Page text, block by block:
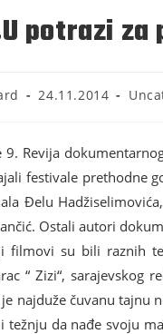
potrazi
24.11.2014
9. Revija
festivale prethodne
Đelu
Ostali autori
filmovi su bili raznih
“ Zizi“, sarajevskog
najduže čuvanu tajnu
težnju da nađe svoju